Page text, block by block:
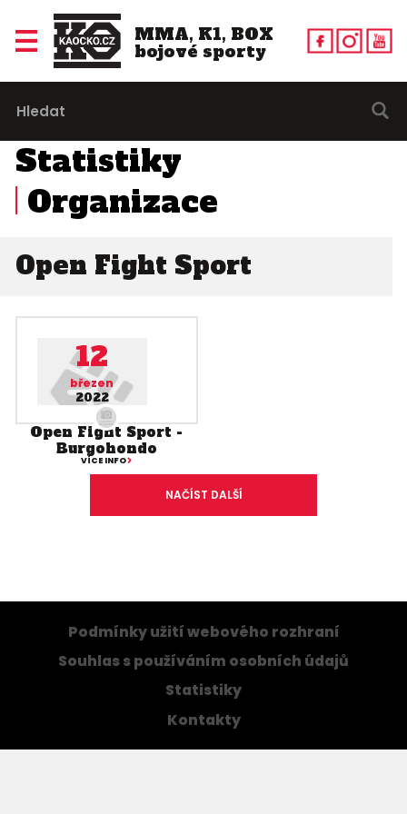
MMA, K1, BOX
bojové sporty
Statistiky
Organizace
Open Fight Sport
12
březen
2022
Open Fight Sport -
Burgohondo
VÍCE INFO
NAČÍST DALŠÍ
Podmínky užití webového rozhraní
Souhlas s používáním osobních údajů
Statistiky
Kontakty